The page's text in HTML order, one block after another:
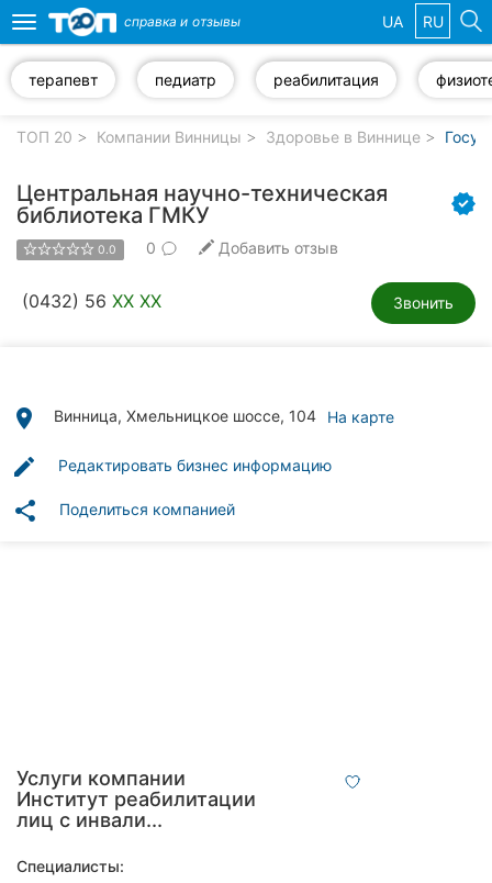
компании
Популярные
рубрики:
Стоматологии
Частные
Автошколы
города:
Винница
Житомир
Toggle
navigation
справка и отзывы UA RU
терапевт педиатр реабилитация
ТОП 20 Компании Винницы Здоровье в Виннице
Центральная научно-техническая
библиотека ГМКУ
0.0 0 Добавить отзыв
(0432) 56 XX XX Звонить
place Винница, Хмельницкое шоссе, 104 На карте
edit Редактировать бизнес информацию
share Поделиться компанией
Услуги компании
Институт реабилитации
лиц с инвали...
Специалисты: